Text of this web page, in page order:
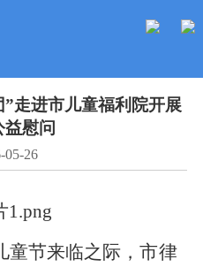
走进市儿童福利院开展
益慰问
05-26
童节来临之际， 市律